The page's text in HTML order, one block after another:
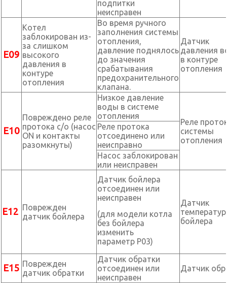
подпитки
неисправен
Е09
Котел
заблокирован из-
за слишком
высокого
давления в
контуре
отопления
Во время ручного
заполнения системы
отопления,
давление поднялось
до значения
срабатывания
предохранительного
клапана.
Датчик
давления
в контуре
отопления
Е10
Повреждено реле
протока с/о (насос
ON и контакты
разомкнуты)
Низкое давление
воды в системе
отопления
Реле
системы
отопления
Реле протока
отсоединено или
неисправно
Насос заблокирован
или неисправен
Е12 Поврежден
датчик бойлера
Датчик бойлера
отсоединен или
неисправен
(для модели котла
без бойлера
изменить
параметр P03)
Датчик
бойлера
Е15 Поврежден
датчик обратки
Датчик обратки
отсоединен или
неисправен
Датчик